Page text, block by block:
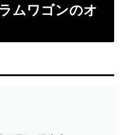
ムワゴンのオ